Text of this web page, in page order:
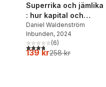
Superrika och jämlika
: hur kapital och
ägande lyfter alla
Daniel Waldenström
Inbunden, 2024
3,8utav 5 stjärnor. Totalt
(6)
139 kr258 kr